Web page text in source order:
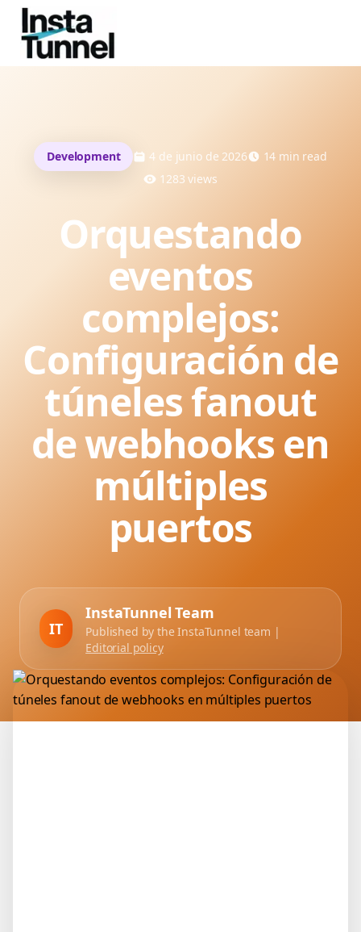
Development 4 de junio de 2026 14 min read
1283 views
Orquestando
eventos
complejos:
Configuración de
túneles fanout
de webhooks en
múltiples
puertos
IT
InstaTunnel Team
Published by the InstaTunnel team |
Editorial policy